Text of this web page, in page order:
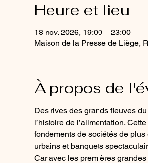
Heure et lieu
18 nov. 2026, 19:00 – 23:00
Maison de la Presse de Liège,
À propos de
Des rives des grands fleuves
l’histoire de l’alimentation.
fondements de sociétés de
urbains et banquets
Car avec les premières